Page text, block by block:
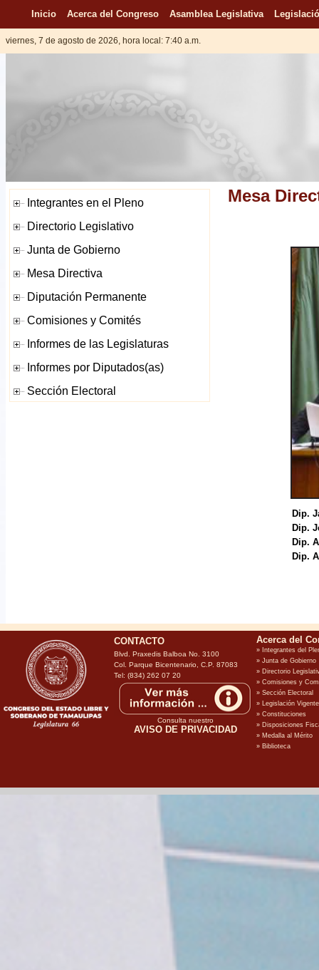
Inicio Acerca del Congreso Asamblea Legislativa
viernes, 7 de agosto de 2026, hora local: 7:40 a.m.
Mesa
Dip.
Dip.
Dip.
Dip.
CONTACTO
Blvd. Praxedis Balboa No. 3100
Col. Parque Bicentenario, C.P. 87083
Tel: (834) 262 07 20
Consulta nuestro
AVISO DE PRIVACIDAD